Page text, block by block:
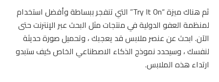
ثم هناك ميزة “Try It On” التي تنفجر ببساطة وأفضل استخدام
لمنظمة العفو الدولية في منتجات مثل البحث عبر الإنترنت حتى
الآن. ابحث عن عنصر ملابس قد يعجبك ، وتحميل صورة حديثة
لنفسك ، وسيحدد نموذج الذكاء الاصطناعي الخاص كيف ستبدو
ارتداء هذه الملابس.